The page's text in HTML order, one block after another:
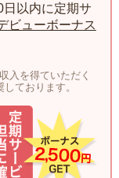
以内に定期サ
ビューボーナス
入を得ていただく
ております。